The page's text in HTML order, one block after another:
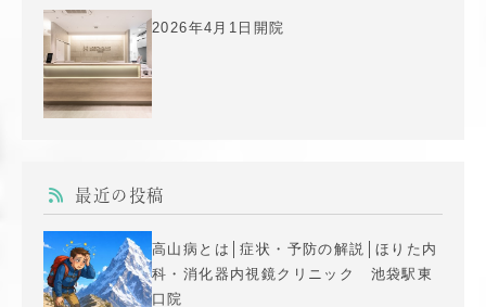
2026年4月1日開院
最近の投稿
高山病とは│症状・予防の解説│ほりた内
科・消化器内視鏡クリニック 池袋駅東
口院